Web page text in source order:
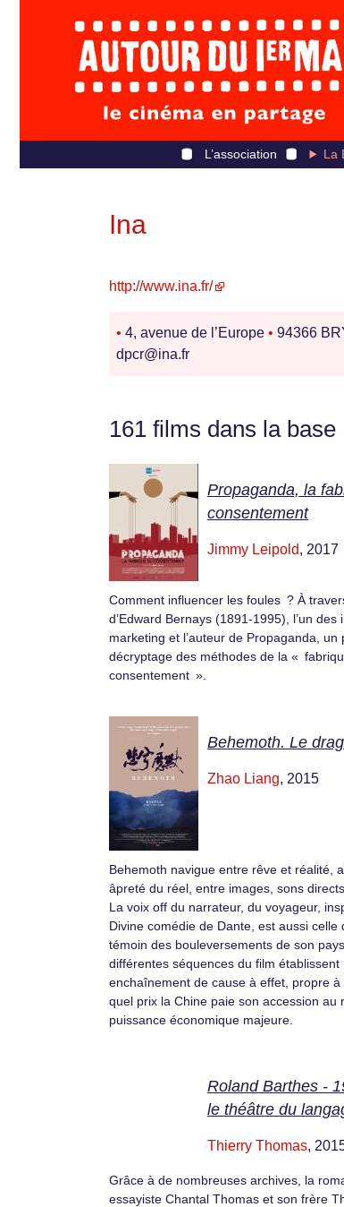
L’association La
Ina
http://www.ina.fr/
• 4, avenue de l’Europe • 94366
dpcr@ina.fr
161 films dans la base
Propaganda, la
consentement
Jimmy Leipold, 2017
Comment influencer les foules ? À
d’Edward Bernays (1891-1995), l’un des
marketing et l’auteur de Propaganda, un
décryptage des méthodes de la «
consentement ».
Behemoth. Le
Zhao Liang, 2015
Behemoth navigue entre rêve et réalité,
âpreté du réel, entre images, sons
La voix off du narrateur, du voyageur,
Divine comédie de Dante, est aussi celle
témoin des bouleversements de son
différentes séquences du film établissent
enchaînement de cause à effet, propre à
quel prix la Chine paie son accession au
puissance économique majeure.
Roland Barthes -
le théâtre du
Thierry Thomas,
Grâce à de nombreuses archives, la
essayiste Chantal Thomas et son frère